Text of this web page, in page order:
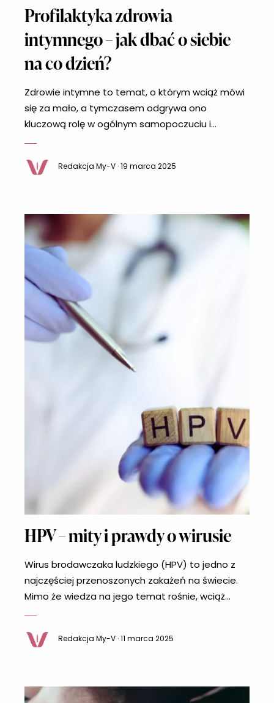
Profilaktyka zdrowia
intymnego – jak dbać o siebie
na co dzień?
Zdrowie intymne to temat, o którym wciąż mówi
się za mało, a tymczasem odgrywa ono
kluczową rolę w ogólnym samopoczuciu i
komforcie każdej kobiety. Infekcje, zaburzenia
prowadzić do nieprzyjemnych dolegliwości, a
kilka podstawowych zasad. Higiena – mniej
Redakcja My-V · 19 marca 2025
HPV – mity i prawdy o wirusie
Wirus brodawczaka ludzkiego (HPV) to jedno z
najczęściej przenoszonych zakażeń na świecie.
Mimo że wiedza na jego temat rośnie, wciąż
stresu. Czas rozwiać wątpliwości i oddzielić fakty
seksualnie może zarazić
Redakcja My-V · 11 marca 2025